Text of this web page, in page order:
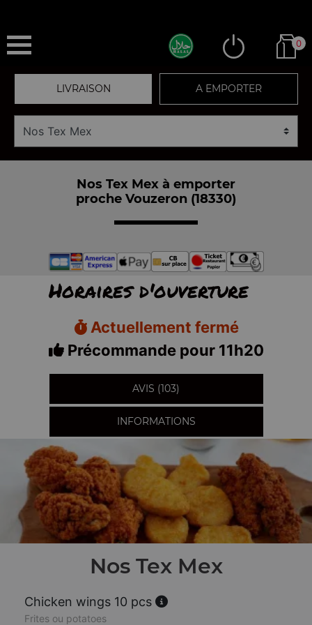
0
LIVRAISON A EMPORTER
Nos Tex Mex à emporter
proche Vouzeron (18330)
Horaires d'ouverture
Actuellement fermé
Précommande pour 11h20
AVIS (103)
INFORMATIONS
Nos Tex Mex
Chicken wings 10 pcs
Frites ou potatoes